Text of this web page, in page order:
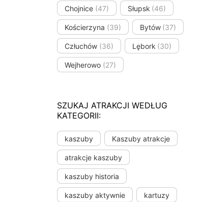
Chojnice (47) Słupsk (46)
Kościerzyna (39) Bytów (37)
Człuchów (36) Lębork (30)
Wejherowo (27)
SZUKAJ ATRAKCJI WEDŁUG
KATEGORII:
kaszuby Kaszuby atrakcje
atrakcje kaszuby
kaszuby historia
kaszuby aktywnie kartuzy